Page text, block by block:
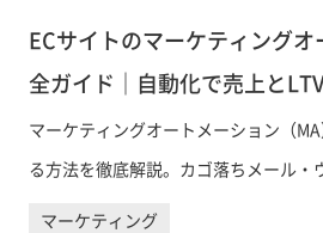
ECサイトのマーケティング
全ガイド｜自動化で売上と
マーケティングオートメーション（
る方法を徹底解説。カゴ落ちメール・
購入促進など代表的なシナリオ、
マーケティング